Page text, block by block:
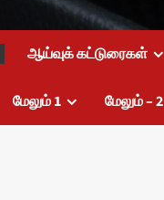
ஆய்வுக் கட்டுரைகள்
மேலும் 1 மேலும் – 2